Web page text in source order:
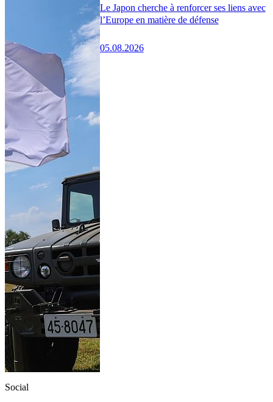
Le Japon cherche à renforcer ses liens avec
l’Europe en matière de défense
05.08.2026
Social